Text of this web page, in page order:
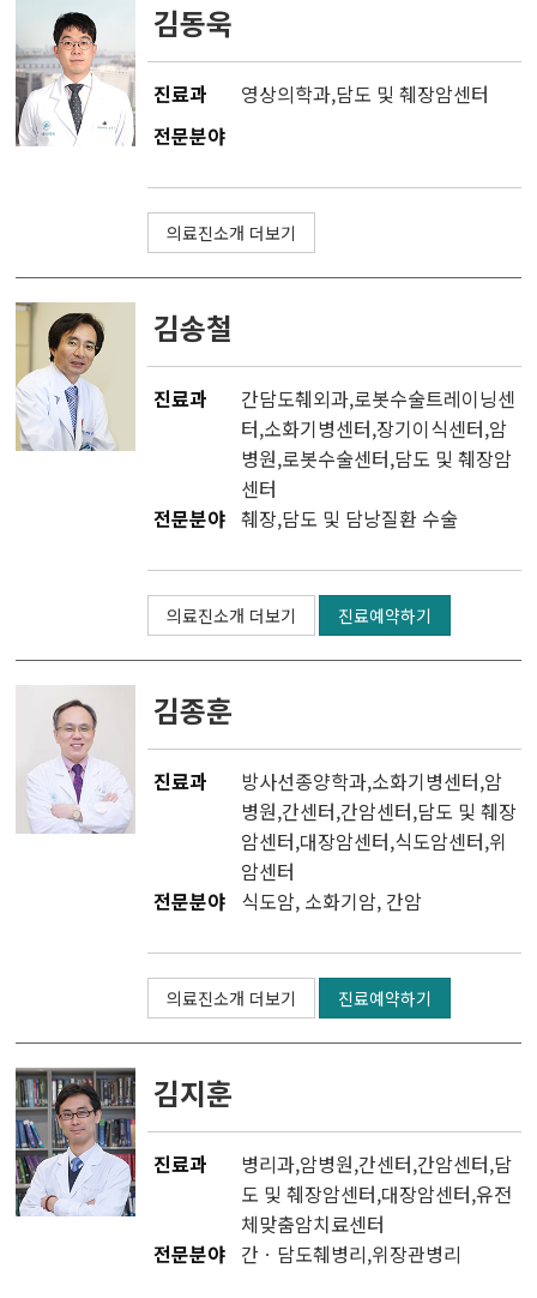
김동욱
진료과 영상의학과,담도 및 췌장암센터
전문분야
의료진소개 더보기
김송철
진료과 간담도췌외과,로봇수술트레이닝센
터,소화기병센터,장기이식센터,암
병원,로봇수술센터,담도 및 췌장암
센터
전문분야 췌장,담도 및 담낭질환 수술
의료진소개 더보기 진료예약하기
김종훈
진료과 방사선종양학과,소화기병센터,암
병원,간센터,간암센터,담도 및 췌장
암센터,대장암센터,식도암센터,위
암센터
전문분야 식도암, 소화기암, 간암
의료진소개 더보기 진료예약하기
김지훈
진료과 병리과,암병원,간센터,간암센터,담
도 및 췌장암센터,대장암센터,유전
체맞춤암치료센터
전문분야 간ㆍ담도췌병리,위장관병리